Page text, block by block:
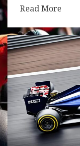
Read More